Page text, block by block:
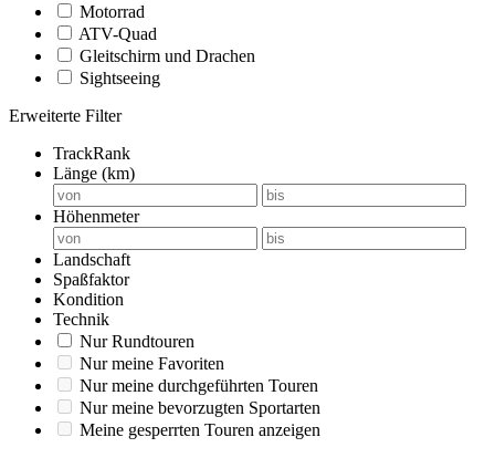
Motorrad
ATV-Quad
Gleitschirm und Drachen
Sightseeing
Erweiterte Filter
TrackRank
Länge (km)
Höhenmeter
Landschaft
Spaßfaktor
Kondition
Technik
Nur Rundtouren
Nur meine Favoriten
Nur meine durchgeführten Touren
Nur meine bevorzugten Sportarten
Meine gesperrten Touren anzeigen